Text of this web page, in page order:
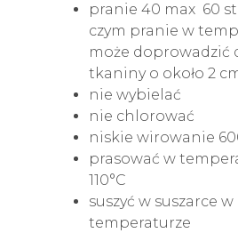
pranie 40 max 60
czym pranie w
może doprowadzić
tkaniny o około 2
nie wybielać
nie chlorować
niskie wirowanie
prasować w
110°C
suszyć w suszarce
temperaturze